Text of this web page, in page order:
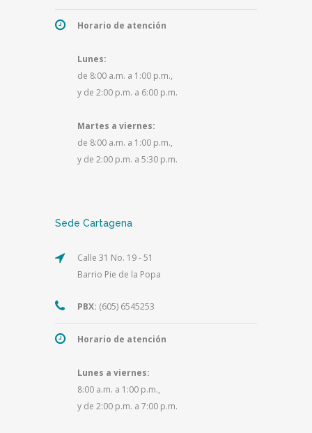
Horario de atención
Lunes:
de 8:00 a.m. a 1:00 p.m.,
y de 2:00 p.m. a 6:00 p.m.
Martes a viernes:
de 8:00 a.m. a 1:00 p.m.,
y de 2:00 p.m. a 5:30 p.m.
Sede Cartagena
Calle 31 No. 19 - 51
Barrio Pie de la Popa
PBX: (605) 6545253
Horario de atención
Lunes a viernes:
8:00 a.m. a 1:00 p.m.,
y de 2:00 p.m. a 7:00 p.m.